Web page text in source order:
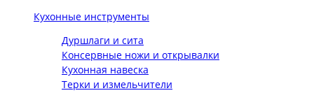
Кухонные инструменты
Дуршлаги и сита
Консервные ножи и открывалки
Кухонная навеска
Терки и измельчители